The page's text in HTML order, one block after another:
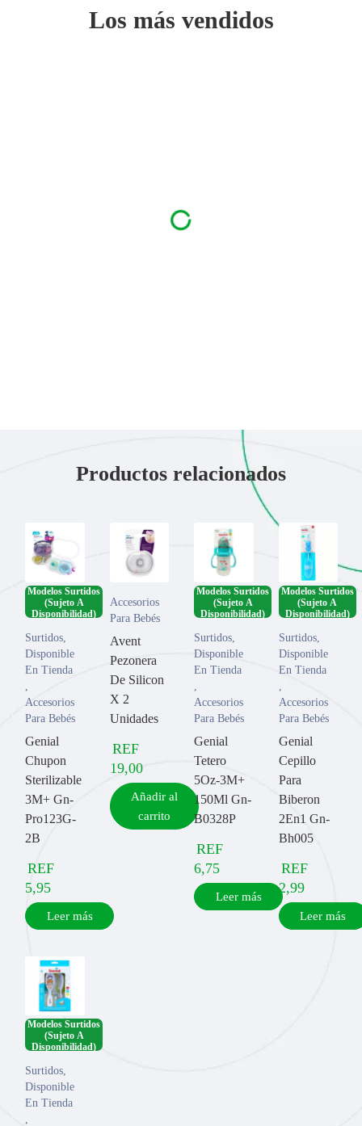
Los más vendidos
Productos relacionados
Modelos Surtidos
(Sujeto A
Disponibilidad)
Surtidos
Disponible
En Tienda
Accesorios
Para Bebés
Genial
Chupon
Sterilizable
3M+ Gn-
Pro123G-
2B
REF
5,95
Leer más
Accesorios
Para Bebés
Avent
Pezonera
De Silicon
X 2
Unidades
REF
19,00
Añadir al
carrito
Modelos Surtidos
(Sujeto A
Disponibilidad)
Surtidos
Disponible
En Tienda
Accesorios
Para Bebés
Genial
Tetero
5Oz-3M+
150Ml Gn-
B0328P
REF
6,75
Leer más
Modelos Surtidos
(Sujeto A
Disponibilidad)
Surtidos,
Disponible
En Tienda
Accesorios
Para Bebés
Genial
Cepillo
Para
Biberon
2En1 Gn-
Bh005
REF
2,99
Leer más
Modelos Surtidos
(Sujeto A
Disponibilidad)
Surtidos,
Disponible
En Tienda
,